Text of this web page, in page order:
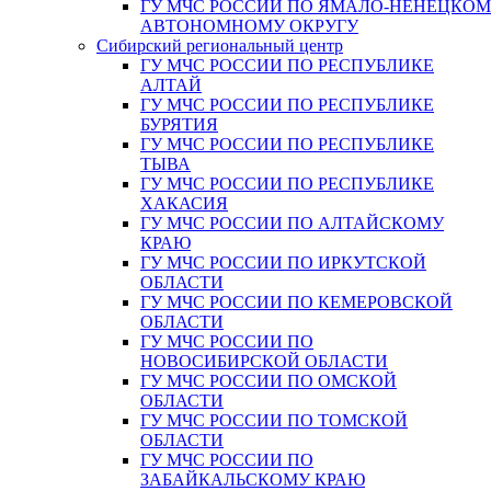
ГУ МЧС РОССИИ ПО ЯМАЛО-
АВТОНОМНОМУ ОКРУГУ
Сибирский региональный центр
ГУ МЧС РОССИИ ПО РЕСПУБЛИКЕ
АЛТАЙ
ГУ МЧС РОССИИ ПО РЕСПУБЛИКЕ
БУРЯТИЯ
ГУ МЧС РОССИИ ПО РЕСПУБЛИКЕ
ТЫВА
ГУ МЧС РОССИИ ПО РЕСПУБЛИКЕ
ХАКАСИЯ
ГУ МЧС РОССИИ ПО АЛТАЙСКОМУ
КРАЮ
ГУ МЧС РОССИИ ПО ИРКУТСКОЙ
ОБЛАСТИ
ГУ МЧС РОССИИ ПО КЕМЕРОВСКОЙ
ОБЛАСТИ
ГУ МЧС РОССИИ ПО
НОВОСИБИРСКОЙ ОБЛАСТИ
ГУ МЧС РОССИИ ПО ОМСКОЙ
ОБЛАСТИ
ГУ МЧС РОССИИ ПО ТОМСКОЙ
ОБЛАСТИ
ГУ МЧС РОССИИ ПО
ЗАБАЙКАЛЬСКОМУ КРАЮ